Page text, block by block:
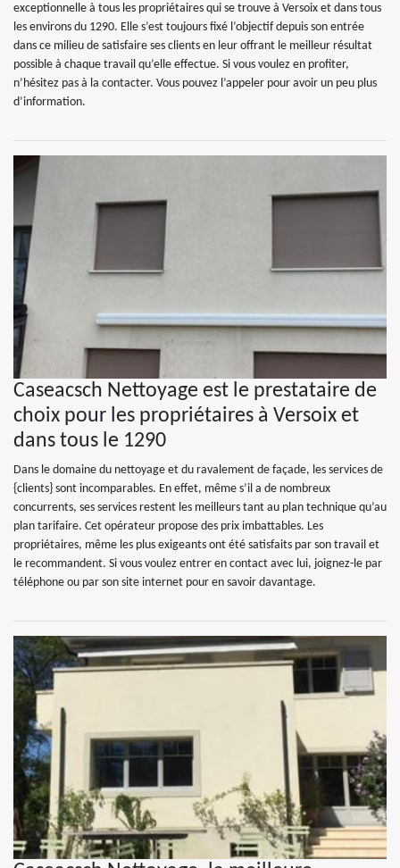
exceptionnelle à tous les propriétaires qui se trouve à Versoix et dans tous
les environs du 1290. Elle s’est toujours fixé l’objectif depuis son entrée
dans ce milieu de satisfaire ses clients en leur offrant le meilleur résultat
possible à chaque travail qu’elle effectue. Si vous voulez en profiter,
n’hésitez pas à la contacter. Vous pouvez l’appeler pour avoir un peu plus
d’information.
Caseacsch Nettoyage est le prestataire de
choix pour les propriétaires à Versoix et
dans tous le 1290
Dans le domaine du nettoyage et du ravalement de façade, les services de
{clients} sont incomparables. En effet, même s’il a de nombreux
concurrents, ses services restent les meilleurs tant au plan technique qu’au
plan tarifaire. Cet opérateur propose des prix imbattables. Les
propriétaires, même les plus exigeants ont été satisfaits par son travail et
le recommandent. Si vous voulez entrer en contact avec lui, joignez-le par
téléphone ou par son site internet pour en savoir davantage.